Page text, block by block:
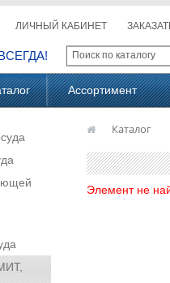
ЛИЧНЫЙ КАБИНЕТ
Ассортимент
Каталог
Элемент не